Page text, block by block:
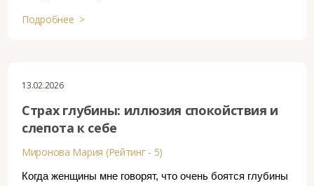
Подробнее >
13.02.2026
Страх глубины: иллюзия спокойствия и
слепота к себе
Миронова Мария (Рейтинг - 5)
Когда женщины мне говорят, что очень боятся глубины